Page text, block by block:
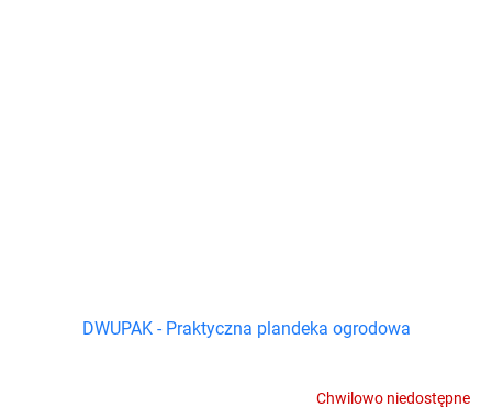
DWUPAK - Praktyczna plandeka ogrodowa
Chwilowo niedostępne